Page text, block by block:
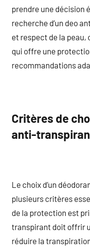
prendre une décision
recherche d’un deo
et respect de la peau,
qui offre une
recommandations
Critères de
anti-
Le choix d’un
plusieurs critères
de la protection est
transpirant doit offrir
réduire la